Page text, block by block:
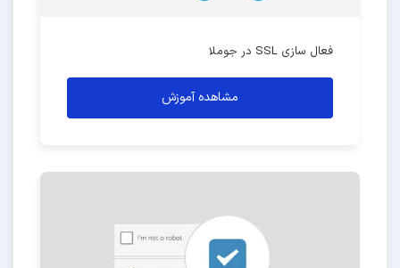
فعال سازی SSL در جوملا
مشاهده آموزش